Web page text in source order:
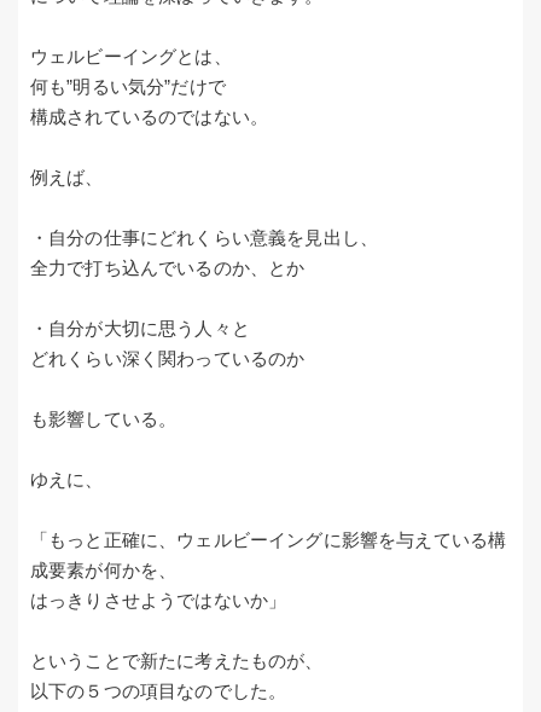
ウェルビーイングとは、
何も”明るい気分”だけで
構成されているのではない。
例えば、
・自分の仕事にどれくらい意義を見出し、
全力で打ち込んでいるのか、とか
・自分が大切に思う人々と
どれくらい深く関わっているのか
も影響している。
ゆえに、
「もっと正確に、ウェルビーイングに影響を与えている構
成要素が何かを、
はっきりさせようではないか」
ということで新たに考えたものが、
以下の５つの項目なのでした。